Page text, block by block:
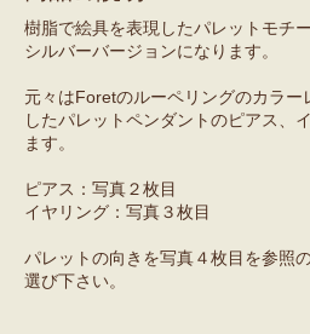
樹脂で絵具を表現したパレットモチ
シルバーバージョンになります。
元々はForetのルーペリングのカラ
したパレットペンダントのピアス、
ます。
ピアス：写真２枚目
イヤリング：写真３枚目
パレットの向きを写真４枚目を参照
選び下さい。